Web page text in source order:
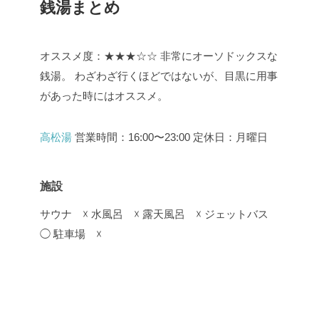
銭湯まとめ
オススメ度：★★★☆☆ 非常にオーソドックスな
銭湯。
わざわざ行くほどではないが、目黒に用事
があった時にはオススメ。
高松湯 営業時間：16:00〜23:00 定休日：月曜日
施設
サウナ ☓ 水風呂 ☓ 露天風呂 ☓ ジェットバス
◯ 駐車場 ☓